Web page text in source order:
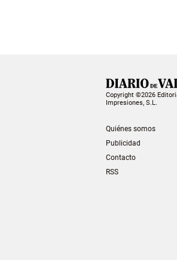
Copyright ©2026
Impresiones, S.L.
Quiénes somos
Publicidad
Contacto
RSS